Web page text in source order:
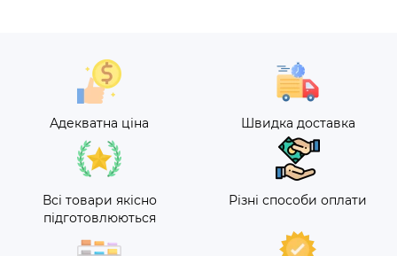
Адекватна ціна Швидка доставка
Всі товари якісно
підготовлюються
Різні способи оплати